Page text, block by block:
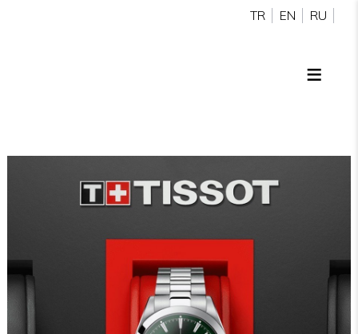
TR EN RU